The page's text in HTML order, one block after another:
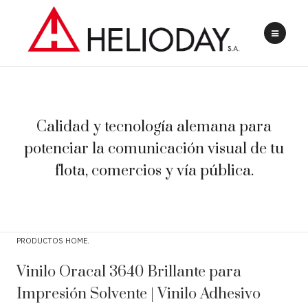
Calidad y tecnología alemana para
potenciar la comunicación visual de tu
flota, comercios y vía pública.
PRODUCTOS HOME
Vinilo Oracal 3640 Brillante para
Impresión Solvente | Vinilo Adhesivo